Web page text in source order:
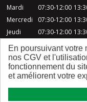
En poursuivant votre
nos CGV et
fonctionnement du
et améliorent votre
Mardi
07:30-12:00
Mercredi
07:30-12:00
Jeudi
07:30-12:00
Vendredi
07:30-12:00
Samedi
08:30-12:30
Dimanche Fermé
CGV Contact